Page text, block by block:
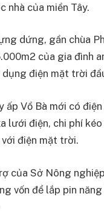
nhà của miền Tây.
dứng, gần chùa
của gia đình
điện mặt trời
ấp Vồ Bà mới có
lưới điện, chi phí
điện mặt trời.
của Sở Nông
vốn để lắp pin